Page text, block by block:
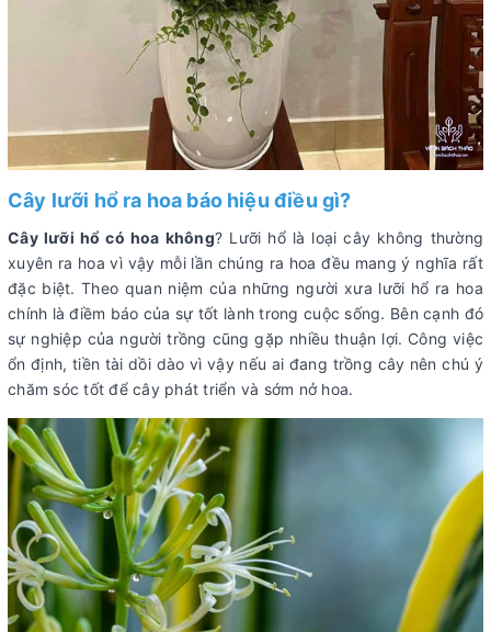
Cây lưỡi hổ ra hoa báo hiệu điều gì?
Cây lưỡi hổ có hoa không? Lưỡi hổ là loại cây không thường
xuyên ra hoa vì vậy mỗi lần chúng ra hoa đều mang ý nghĩa rất
đặc biệt. Theo quan niệm của những người xưa lưỡi hổ ra hoa
chính là điềm báo của sự tốt lành trong cuộc sống. Bên cạnh đó
sự nghiệp của người trồng cũng gặp nhiều thuận lợi. Công việc
ổn định, tiền tài dồi dào vì vậy nếu ai đang trồng cây nên chú ý
chăm sóc tốt để cây phát triển và sớm nở hoa.